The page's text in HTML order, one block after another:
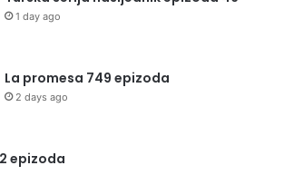
1 day ago
La promesa 749 epizoda
2 days ago
epizoda